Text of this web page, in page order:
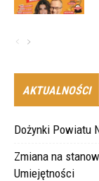
AKTUALNOŚCI
Dożynki Powiatu
Zmiana na
Umiejętności